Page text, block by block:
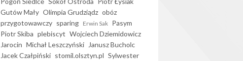
Gutów Mały Olimpia Grudziądz obóz
przygotowawczy sparing Erwin Sak Pasym
Piotr Skiba plebiscyt Wojciech Dziemidowicz
Jarocin Michał Leszczyński
Janusz Bucholc
Jacek Czałpiński stomil.olsztyn.pl Sylwester